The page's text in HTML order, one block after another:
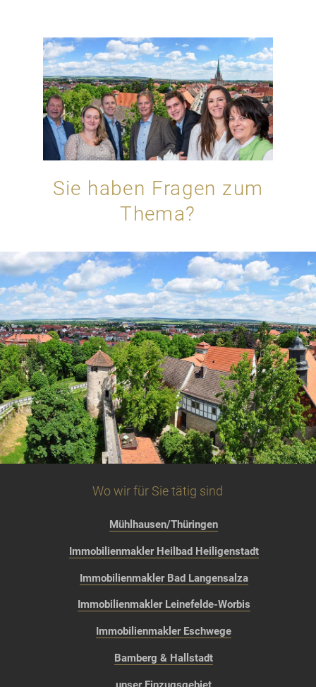
Sie haben Fragen zum
Thema?
Wo wir für Sie tätig sind
Mühlhausen/Thüringen
Immobilienmakler Heilbad Heiligenstadt
Immobilienmakler Bad Langensalza
Immobilienmakler Leinefelde-Worbis
Immobilienmakler Eschwege
Bamberg & Hallstadt